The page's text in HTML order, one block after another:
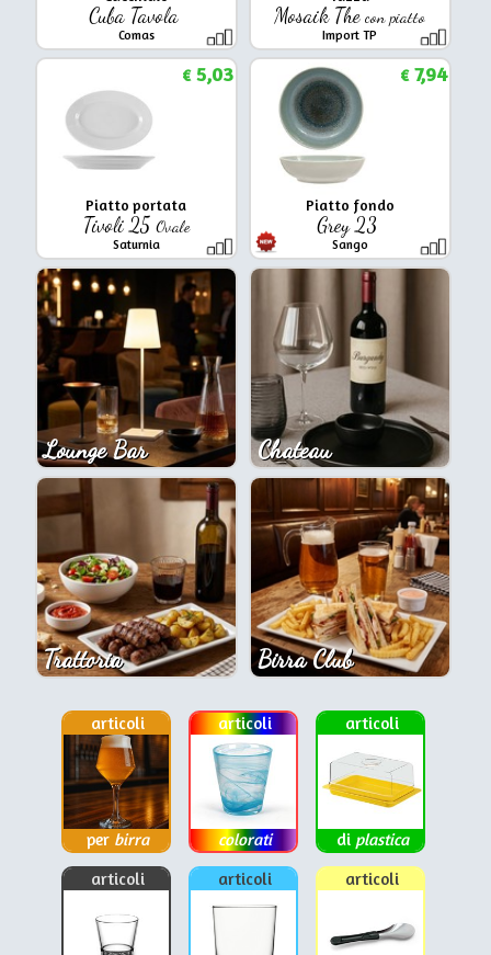
Cuba Tavola
Comas
Mosaik Thecon piatto
Import TP
Piatto portata
Tivoli 25 Ovale
Saturnia
€5,03
Piatto fondo
Grey 23
Sango
€7,94
Lounge Bar Chateau
Trattoria Birra Club
articoli
per birra
articoli
colorati
articoli
di plastica
articoli
articoli articoli